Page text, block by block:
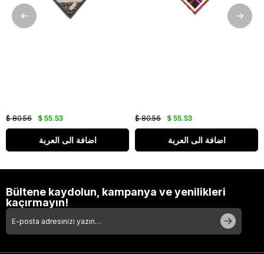
$ 55.53
$ 80.56
اضافة الى العربة
$ 55.53
$ 80.56
اضافة الى العربة
Bültene kaydolun, kampanya ve yenilikleri
kaçırmayın!